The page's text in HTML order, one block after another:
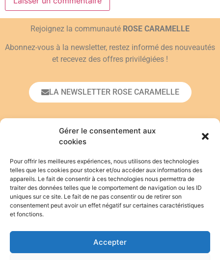
Gérer le consentement aux
cookies
Pour offrir les meilleures expériences, nous utilisons des technologies
telles que les cookies pour stocker et/ou accéder aux informations des
appareils. Le fait de consentir à ces technologies nous permettra de
traiter des données telles que le comportement de navigation ou les ID
uniques sur ce site. Le fait de ne pas consentir ou de retirer son
consentement peut avoir un effet négatif sur certaines caractéristiques
et fonctions.
Accepter
Rejoignez la communauté ROSE CARAMELLE
Abonnez-vous à la newsletter, restez informé des nouveautés
et recevez des offres privilégiées !
LA NEWSLETTER ROSE CARAMELLE
Adresse email*
En vous inscrivant, vous acceptez de vous
conformer à la